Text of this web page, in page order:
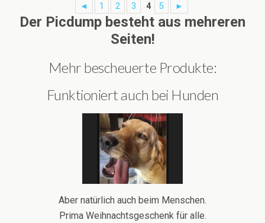
◄ 1 2 3 4 5 ►
Der Picdump besteht aus mehreren
Seiten!
Mehr bescheuerte Produkte:
Funktioniert auch bei Hunden
Aber natürlich auch beim Menschen.
Prima Weihnachtsgeschenk für alle.